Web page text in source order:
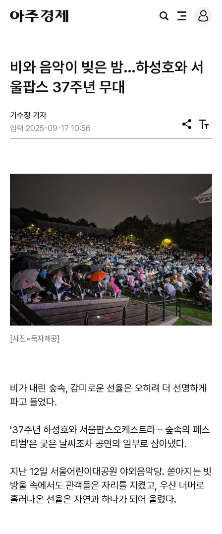
아
주
경
검
전
로
그
비와 음악이 빚은 밤…하성호와 서
울팝스 37주년 무대
기수정 기자
입력 2025-09-17 10:56
공
유
텍
스
[사진=독자제공]
비가 내린 숲속, 감미로운 선율은 오히려 더 선명하게
파고 들었다.
'37주년 하성호와 서울팝스오케스트라 – 숲속의 페스
티벌'은 궂은 날씨조차 공연의 일부로 삼아냈다.
지난 12일 서울어린이대공원 야외음악당. 쏟아지는 빗
방울 속에서도 관객들은 자리를 지켰고, 우산 너머로
흘러나온 선율은 자연과 하나가 되어 울렸다.